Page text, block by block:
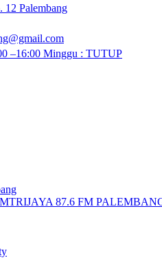
12 Palembang
–16:00 Minggu : TUTUP
TRIJAYA 87.6 FM